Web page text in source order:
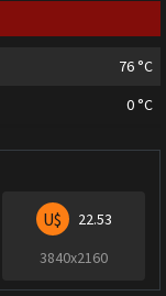
76 °C
0 °C
U$
22.53
3840x2160